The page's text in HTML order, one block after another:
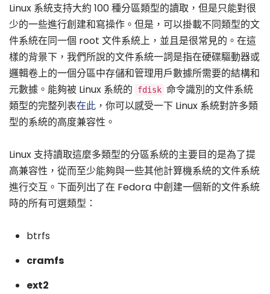
Linux 系統支持大約 100 種分區類型的讀取，但是只能對很
少的一些進行創建和寫操作。但是，可以掛載不同類型的文
件系統在同一個 root 文件系統上，並且是很常見的。在這
樣的背景下，我們所說的文件系統一詞是指在硬碟驅動器或
邏輯卷上的一個分區中存儲和管理用戶數據所需要的結構和
元數據。能夠被 Linux 系統的
fdisk 命令識別的文件系統
類型的完整列表在此 ，你可以感受一下 Linux 系統對許多類
型的系統的高度兼容性。
Linux 支持讀取這麼多類型的分區系統的主要目的是為了提
高兼容性，從而至少能夠與一些其他計算機系統的文件系統
進行交互。下面列出了在 Fedora 中創建一個新的文件系統
時的所有可選類型：
btrfs
cramfs
ext2